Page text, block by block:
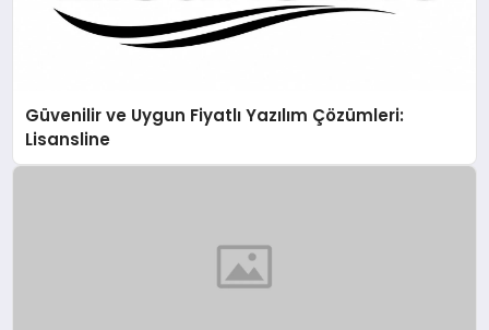
Güvenilir ve Uygun Fiyatlı Yazılım Çözümleri:
Lisansline